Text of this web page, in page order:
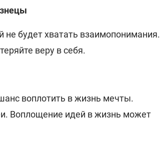
не будет хватать взаимопонимания.
веру в себя.
воплотить в жизнь мечты.
Воплощение идей в жизнь может